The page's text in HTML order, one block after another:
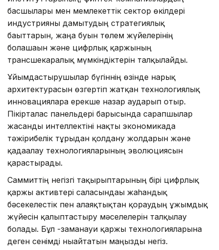
басшылары мен мемлекеттік сектор өкілдері
индустрияны дамытудың стратегиялық
бағыттарын, жаңа буын төлем жүйелерінің
болашағын және цифрлық қаржының
трансшекаралық мүмкіндіктерін талқылайды.
Ұйымдастырушылар бүгіннің өзінде нарық
архитектурасын өзгертіп жатқан технологиялық
инновацияларға ерекше назар аударып отыр.
Пікірталас панельдері барысында сарапшылар
жасанды интеллектіні нақты экономикада
тәжірибелік тұрғыдан қолдану жолдарын және
қадағалау технологияларының эволюциясын
қарастырады.
Саммиттің негізгі тақырыптарының бірі цифрлық
қаржы активтері саласындағы жаһандық
бәсекелестік пен алаяқтықтан қорғаудың ұжымдық
жүйесін қалыптастыру мәселелерін талқылау
болады. Бұл -заманауи қаржы технологияларына
деген сенімді нығайтатын маңызды негіз.